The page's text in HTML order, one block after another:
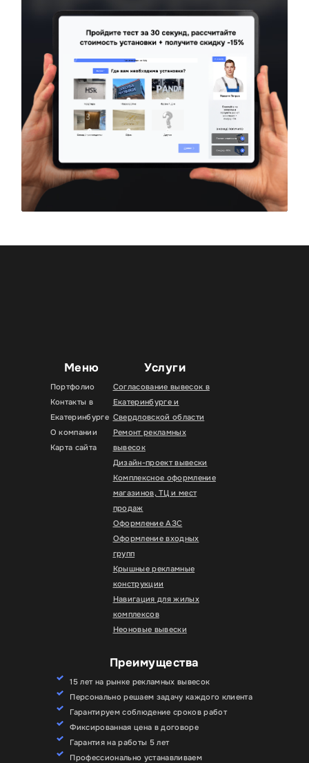
Меню
Портфолио
Контакты в
Екатеринбурге
О компании
Карта сайта
Услуги
Согласование вывесок в
Екатеринбурге и
Свердловской области
Ремонт рекламных
вывесок
Дизайн-проект вывески
Комплексное оформление
магазинов, ТЦ и мест
продаж
Оформление АЗС
Оформление входных
групп
Крышные рекламные
конструкции
Навигация для жилых
комплексов
Неоновые вывески
Преимущества
15 лет на рынке рекламных вывесок
Персонально решаем задачу каждого клиента
Гарантируем соблюдение сроков работ
Фиксированная цена в договоре
Гарантия на работы 5 лет
Профессионально устанавливаем